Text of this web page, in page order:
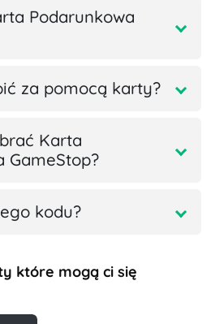
Podarunkowa
za pomocą karty?
Karta
GameStop?
kodu?
które mogą ci się